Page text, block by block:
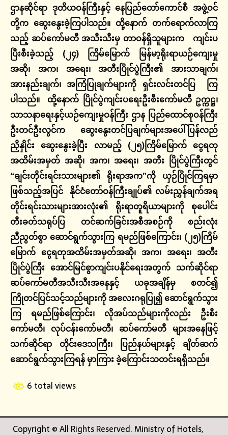
ဌာနဆိုင်ရာ ဒုတိယဝန်ကြီးနှင့် နေပြည်တော်ကောင်စီ အဖွဲ့ဝင်
တို့က ဆွေးနွေးခဲ့ကြပါသည်။ ထို့နောက် တက်ရောက်လာကြ
သည့် ဆပ်ကော်မတီ အသီးသီးမှ တာဝန်ရှိသူများက ကျင်းပ
ပြီးစီးခဲ့သည့် (၂၄) ကြိမ်မြောက် မြန်မာ့ရိုးရာယဉ်ကျေးမှု
အဆို၊ အက၊ အရေး၊ အတီးပြိုင်ပွဲကြီး၏ အားသာချက်၊
အားနည်းချက်၊ အကြံပြုချက်များကို ရှင်းလင်းတင်ပြ ကြ
ပါသည်။ ထို့နောက် ပြိုင်ပွဲကျင်းပရေးဦးစီးကော်မတီ ဥက္ကဋ္ဌ၊
သာသနာရေးနှင့်ယဉ်ကျေးမှုဝန်ကြီး ဌာန ပြည်ထောင်စုဝန်ကြီး
ဦးတင်ဦးလွင်က ဆွေးနွေးတင်ပြချက်များအပေါ်ပြန်လည်
ညှိနှိုင်း ဆွေးနွေးခဲ့ပြီး လာမည့် (၂၅)ကြိမ်မြောက် ငွေရတု
အထိမ်းအမှတ် အဆို၊ အက၊ အရေး၊ အတီး ပြိုင်ပွဲကြီးတွင်
“ချင်းတိုင်းရင်းသားများ၏ ရိုးရာအက”ကို ယှဉ်ပြိုင်ကြရမှာ
ဖြစ်သည့်အပြင် နိုင်ငံတော်ဝန်ကြီးချုပ်၏ လမ်းညွှန်ချက်အရ
တိုင်းရင်းသားများအားလုံး၏ ရိုးရာတူရိယာများကို စုပေါင်း
တီးခတ်သရုပ်ပြ တင်ဆက်ခြင်းအစီအစဉ်ကို စည်းလုံး
ညီညွတ်စွာ ဆောင်ရွက်သွားကြ ရမည်ဖြစ်ကြောင်း၊ (၂၅)ကြိမ်
မြောက် ငွေရတုအထိမ်းအမှတ်အဆို၊ အက၊ အရေး၊ အတီး
ပြိုင်ပွဲကြီး အောင်မြင်စွာကျင်းပနိုင်ရေးအတွက် သက်ဆိုင်ရာ
ဆပ်ကော်မတီအသီးသီးအနေနှင့် ယခုအချိန်မှ စတင်၍
ကြိုတင်ပြင်သင့်သည်များကို အလေးဂရုပြု၍ ဆောင်ရွက်သွား
ကြ ရမည်ဖြစ်ကြောင်း၊ လိုအပ်သည်များကိုလည်း ဦးစီး
ကော်မတီ၊ လုပ်ငန်းကော်မတီ၊ ဆပ်ကော်မတီ များအနေဖြင့်
သက်ဆိုင်ရာ တိုင်းဒေသကြီး၊ ပြည်နယ်များနှင့် ချိတ်ဆက်
ဆောင်ရွက်သွားကြရန် မှာကြား ခဲ့ကြောင်းသတင်းရရှိသည်။
6 total views
Copyright © All Rights Reserved. Ministry of Hotels,